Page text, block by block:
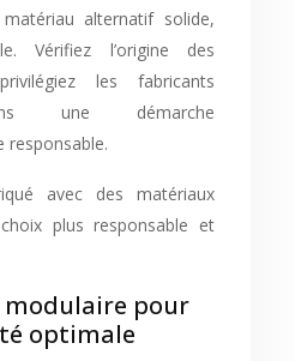
alternatif solide,
Vérifiez l’origine des
les fabricants
une démarche
responsable.
avec des matériaux
plus responsable et
modulaire pour
optimale